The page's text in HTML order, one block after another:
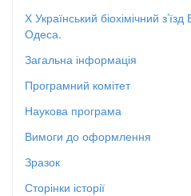
Х Український біохімічний
Одеса.
Загальна інформація
Програмний комітет
Наукова програма
Вимоги до оформлення
Зразок
Сторінки історії